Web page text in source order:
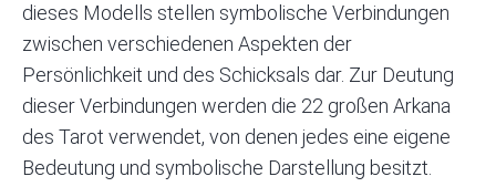
dieses Modells stellen symbolische Verbindungen
zwischen verschiedenen Aspekten der
Persönlichkeit und des Schicksals dar. Zur Deutung
dieser Verbindungen werden die 22 großen Arkana
des Tarot verwendet, von denen jedes eine eigene
Bedeutung und symbolische Darstellung besitzt.